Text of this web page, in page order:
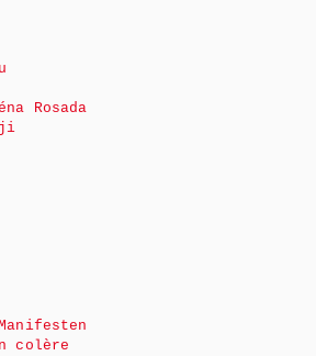
Rosada
colère